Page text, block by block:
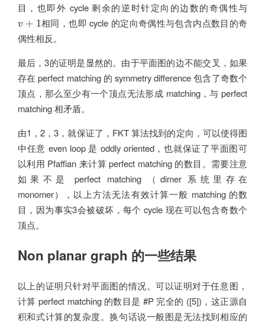
目，也即外 cycle 剩余的逆时针定向的边数的奇偶性与
v + 1
v+ 1
相同，也即 cycle 的定向奇偶性与包含内点数目的奇
偶性相反。
最后，3的证明是显然的。由于平面图的边不能交叉，如果
存在 perfect matching 的 symmetry difference 包含了奇数个
顶点，那么至少有一个顶点无法形成 matching，与 perfect
matching 相矛盾。
由1，2，3，就保证了，FKT 算法找到的定向，可以使得图
中任意 even loop 是 oddly oriented，也就保证了平面图可
以利用 Pfaffian 来计算 perfect matching 的数目。需要注意
如果不是 perfect matching （dimer 系统里存在
monomer），以上方法无法有效计算一般 matching 的数
目，因为事实3会被破坏，每个 cycle 现在可以包含奇数个
顶点。
Non planar graph 的一些结果
以上的证明只针对平面图的情况。可以证明对于任意图，
计算 perfect matching 的数目是 #P 完全的 ([5])，这正源自
积和式计算的复杂度。换句话说一般图是无法找到相应的